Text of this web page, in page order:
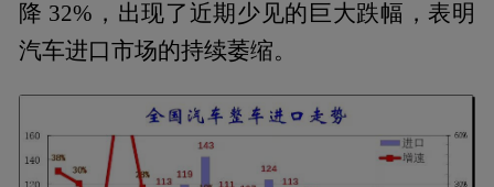
降 32%，出现了近期少见的巨大跌幅，表明
汽车进口市场的持续萎缩。